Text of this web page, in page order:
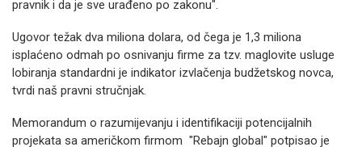
pravnik i da je sve urađeno po zakonu".
Ugovor težak dva miliona dolara, od čega je 1,3 miliona
isplaćeno odmah po osnivanju firme za tzv. maglovite usluge
lobiranja standardni je indikator izvlačenja budžetskog novca,
tvrdi naš pravni stručnjak.
Memorandum o razumijevanju i identifikaciji potencijalnih
projekata sa američkom firmom "Rebajn global" potpisao je